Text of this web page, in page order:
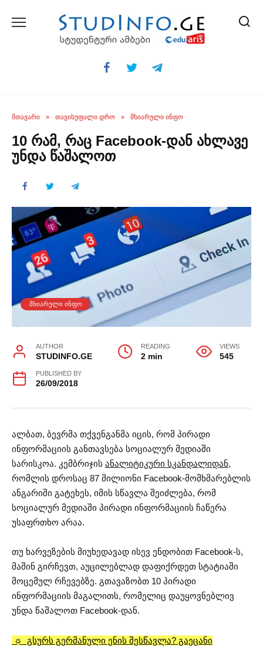
ᲛᲗᲐᲕᲐᲠᲘ » ᲗᲐᲕᲘᲡᲣᲤᲐᲚᲘ ᲓᲠᲝ » ᲛᲮᲘᲐᲠᲣᲚᲘ ᲘᲜᲤᲝ
10 რამ, რაც Facebook-დან ახლავე
უნდა წაშალოთ
ᲛᲮᲘᲐᲠᲣᲚᲘ ᲘᲜᲤᲝ
AUTHOR
STUDINFO.GE
READING
2 min
VIEWS
545
PUBLISHED BY
26/09/2018
ალბათ, ბევრმა თქვენგანმა იცის, რომ პირადი
ინფორმაციის განთავსება სოციალურ მედიაში
სარისკოა. კემბრიჯის ანალიტიკური სკანდალიდან,
რომლის დროსაც 87 მილიონი Facebook-მომხმარებლის
ანგარიში გატეხეს, იმის სწავლა შეიძლება, რომ
სოციალურ მედიაში პირადი ინფორმაციის ჩაწერა
უსაფრთხო არაა.
თუ ხარვეზების მიუხედავად ისევ ენდობით Facebook-ს,
მაშინ გირჩევთ, აუცილებლად დაფიქრდეთ სტატიაში
მოცემულ რჩევებზე. გთავაზობთ 10 პირადი
ინფორმაციის მაგალითს, რომელიც დაუყოვნებლივ
უნდა წაშალოთ Facebook-დან.
☼ გსურს გერმანული ენის შესწავლა? გაეცანი